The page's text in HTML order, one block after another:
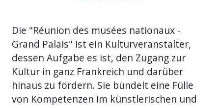
Die "Réunion des musées nationaux -
Grand Palais" ist ein Kulturveranstalter,
dessen Aufgabe es ist, den Zugang zur
Kultur in ganz Frankreich und darüber
hinaus zu fördern. Sie bündelt eine Fülle
von Kompetenzen im künstlerischen und